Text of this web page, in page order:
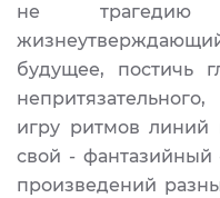
не трагедию
будущее, постичь
игру ритмов линий
свой - фантазийный
произведений